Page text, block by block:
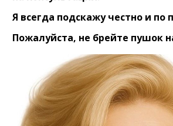
Я всегда подскажу честно и по
Пожалуйста, не брейте пушок